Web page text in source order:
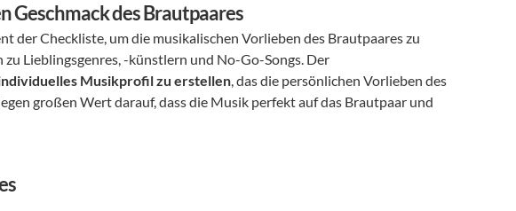
Geschmack des Brautpaares
der Checkliste, um die musikalischen Vorlieben des Brautpaares zu
Lieblingsgenres, -künstlern und No-Go-Songs. Der
Musikprofil zu erstellen, das die persönlichen Vorlieben des
großen Wert darauf, dass die Musik perfekt auf das Brautpaar und